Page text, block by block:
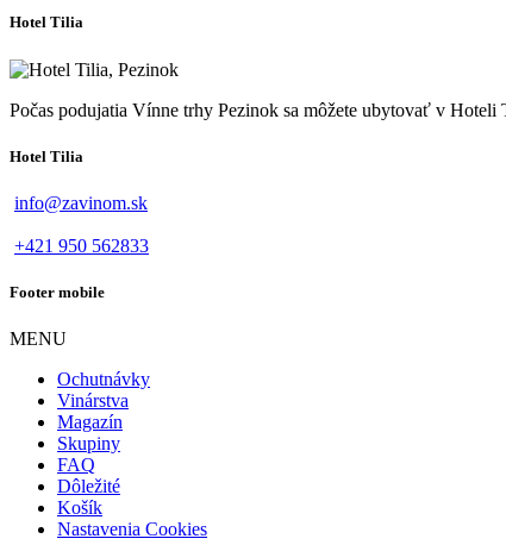
Hotel Tilia
Počas podujatia Vínne trhy Pezinok sa môžete ubytovať v
Hotel Tilia
info@zavinom.sk
+421 950 562833
Footer mobile
MENU
Ochutnávky
Vinárstva
Magazín
Skupiny
FAQ
Dôležité
Košík
Nastavenia Cookies